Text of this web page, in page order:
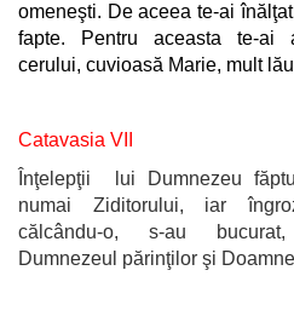
omeneşti. De aceea te-ai
fapte. Pentru aceasta te-ai
cerului, cuvioasă Marie, mult
Catavasia VII
Înţelepţii lui Dumnezeu
numai Ziditorului, iar
călcându-o, s-au
Dumnezeul părinţilor şi